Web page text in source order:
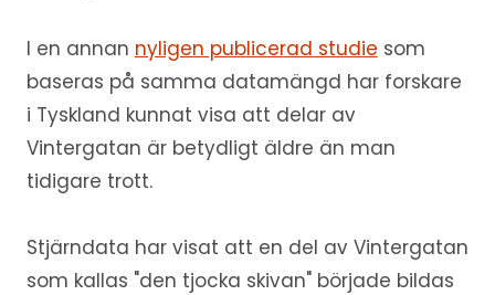
I en annan nyligen publicerad studie som
baseras på samma datamängd har forskare
i Tyskland kunnat visa att delar av
Vintergatan är betydligt äldre än man
tidigare trott.
Stjärndata har visat att en del av Vintergatan
som kallas "den tjocka skivan" började bildas